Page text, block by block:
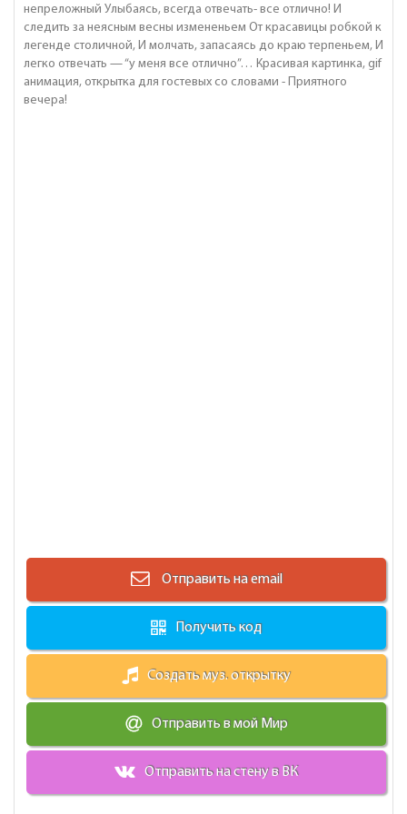
непреложный Улыбаясь, всегда отвечать- все отлично! И
следить за неясным весны измененьем От красавицы робкой к
легенде столичной, И молчать, запасаясь до краю терпеньем, И
легко отвечать — “у меня все отлично”… Красивая картинка, gif
анимация, открытка для гостевых со словами - Приятного
вечера!
Отправить на email
Получить код
Создать муз. открытку
Отправить в мой Мир
Отправить на стену в ВК